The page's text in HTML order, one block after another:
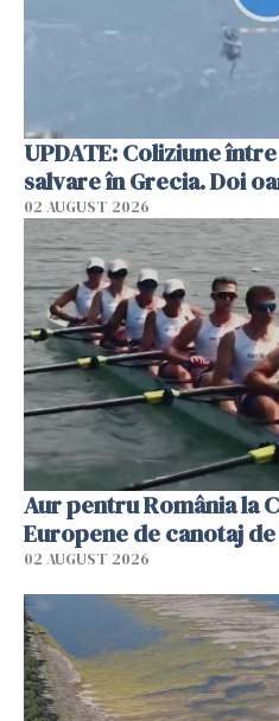
UPDATE: Coliziune
salvare în Grecia. Doi
02 AUGUST 2026
Aur pentru România la
Europene de canotaj de
02 AUGUST 2026